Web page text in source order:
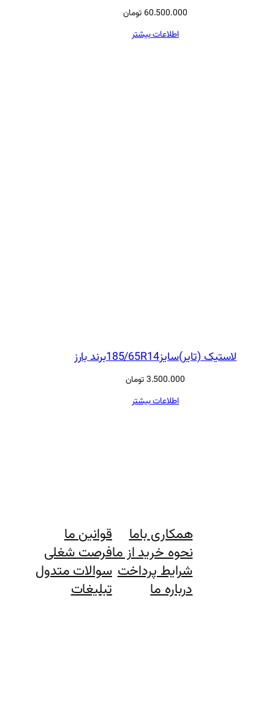
60.500.000 تومان
اطلاعات بیشتر
لاستیک (تایر)سایز185/65R14برند بارز
3.500.000تومان
اطلاعات بیشتر
همکاری باما
نحوه خرید از ما
شرایط پرداخت
درباره ما
قوانین ما
فرصت شغلی
سوالات متدول
تبلیغات